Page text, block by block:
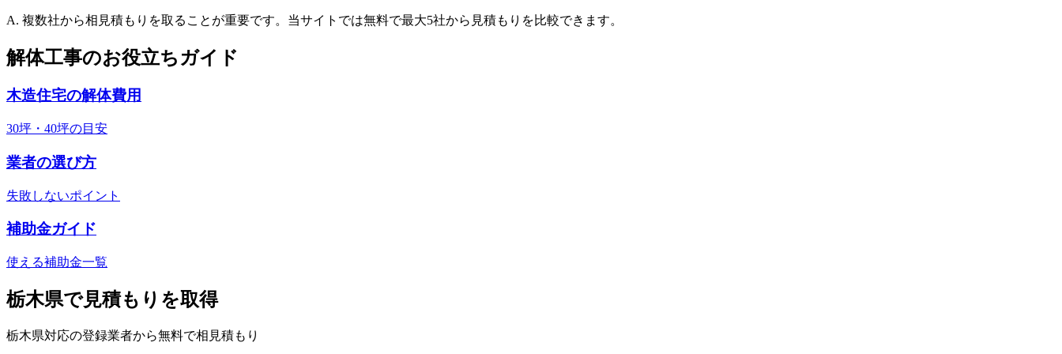
A. 複数社から相見積もりを取ることが重要です。当サイトでは無料で最大5社から見積もりを比較できます。
解体工事のお役立ちガイド
木造住宅の解体費用
30坪・40坪の目安
業者の選び方
失敗しないポイント
補助金ガイド
使える補助金一覧
栃木県で見積もりを取得
栃木県対応の登録業者から無料で相見積もり